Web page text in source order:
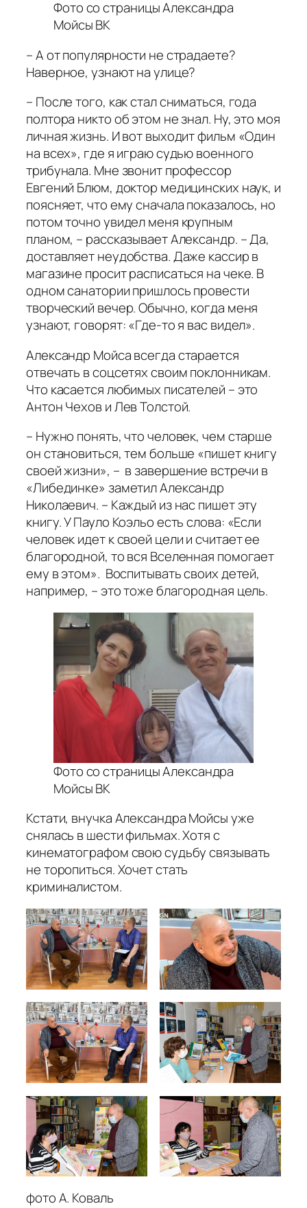
Фото со страницы Александра
Мойсы ВК
– А от популярности не страдаете?
Наверное, узнают на улице?
– После того, как стал сниматься, года
полтора никто об этом не знал. Ну, это моя
личная жизнь. И вот выходит фильм «Один
на всех», где я играю судью военного
трибунала. Мне звонит профессор
Евгений Блюм, доктор медицинских наук, и
поясняет, что ему сначала показалось, но
потом точно увидел меня крупным
планом, – рассказывает Александр. – Да,
доставляет неудобства. Даже кассир в
магазине просит расписаться на чеке. В
одном санатории пришлось провести
творческий вечер. Обычно, когда меня
узнают, говорят: «Где-то я вас видел».
Александр Мойса всегда старается
отвечать в соцсетях своим поклонникам.
Что касается любимых писателей – это
Антон Чехов и Лев Толстой.
– Нужно понять, что человек, чем старше
он становиться, тем больше «пишет книгу
своей жизни», – в завершение встречи в
«Либединке» заметил Александр
Николаевич. – Каждый из нас пишет эту
книгу. У Пауло Коэльо есть слова: «Если
человек идет к своей цели и считает ее
благородной, то вся Вселенная помогает
ему в этом». Воспитывать своих детей,
например, – это тоже благородная цель.
Фото со страницы Александра
Мойсы ВК
Кстати, внучка Александра Мойсы уже
снялась в шести фильмах. Хотя с
кинематографом свою судьбу связывать
не торопиться. Хочет стать
криминалистом.
фото А. Коваль